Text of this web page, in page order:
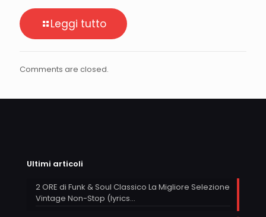
Leggi tutto
Comments are closed.
Ultimi articoli
2 ORE di Funk & Soul Classico La Migliore Selezione
Vintage Non-Stop (lyrics…